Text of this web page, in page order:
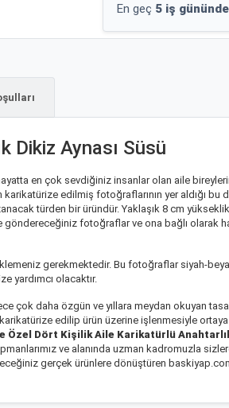
En geç 5 iş gününde
Dikiz Aynası Süsü
en çok sevdiğiniz insanlar olan aile
edilmiş fotoğraflarının yer aldığı bu
türden bir üründür. Yaklaşık 8 cm
fotoğraflar ve ona bağlı olarak
gerekmektedir. Bu fotoğraflar siyah-beyaz
yardımcı olacaktır.
çok daha özgün ve yıllara meydan okuyan
edilip ürün üzerine işlenmesiyle
Özel Dört Kişilik Aile Karikatürlü
ve alanında uzman kadromuzla
gerçek ürünlere dönüştüren